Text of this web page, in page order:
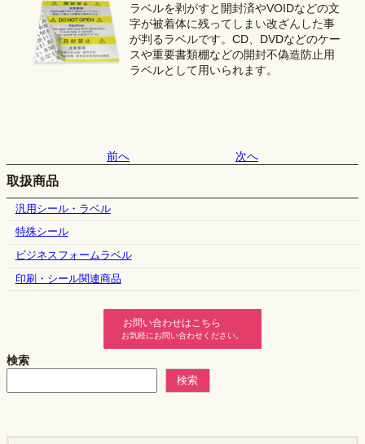
ラベルを剥がすと開封済やVOIDなどの文
字が被着体に残ってしまい改ざんした事
が判るラベルです。CD、DVDなどのケー
スや重要書類棚などの開封不偽造防止用
ラベルとして用いられます。
前へ 次へ
取扱商品
汎用シール・ラベル
特殊シール
ビジネスフォームラベル
印刷・シール関連商品
お問い合わせはこちら
お気軽にお問い合わせください。
検索
検索